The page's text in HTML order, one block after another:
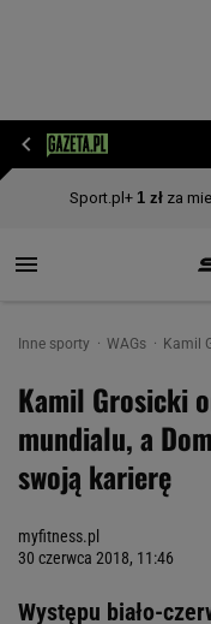
Inne sporty WAGs Kamil
Kamil Grosicki
mundialu, a
swoją karierę
myfitness.pl
30 czerwca 2018, 11:46
Występu biało-